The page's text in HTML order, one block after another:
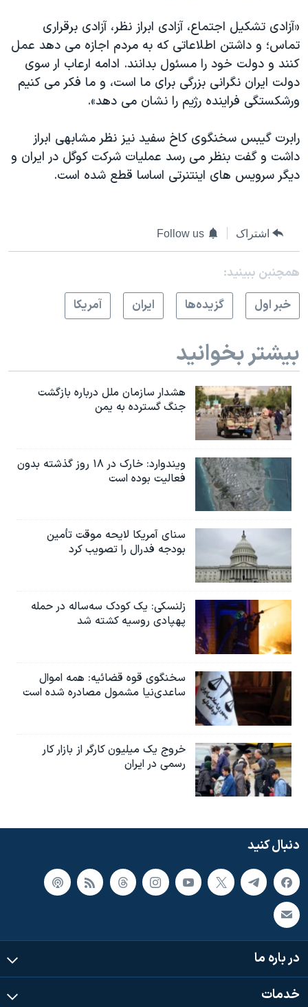
«آزادی تشکیل اجتماع، آزادی ابراز نظر، آزادی برقراری
تماس؛ و داشتن اطلاعاتی که به مردم اجازه می دهد عمل
کنند و دولت خود را مسئول بدانند. ادامه ارعاب ار سوی
دولت ایران نگرانی بزرگی برای ما است، و ما فکر می کنیم
ورشکستگی فراینده رژیم را نشان می دهد».
رابرت گیبس سخنگوی کاخ سفید نیز نظر مشابهی ابراز
داشت و گفت بنظر می رسد عملیات شرکت کوگل در ایران و
دیگر سرویس های اینتنرتی اساسا قطع شده است.
اشتراک Follow us
همچنبن ببینید:
خبر اول
گزيده‌ها ايران آمريکا
بیشتر بخوانید
هشدار سازمان ملل درباره بازگشت
جنگ گسترده به یمن
ویندوارد: خارک در ۱۸ روز گذشته بدون
فعالیت بوده است
سنای آمریکا لایحه موقت تأمین
بودجه فدرال را تصویب کرد
زلنسکی: یک کودک سه‌ساله در حمله
پهپادی روسیه کشته شد
سخنگوی قوه قضائیه: همه اموال
ساعدی‌نیا مشمول مصادره شده است
خروج یک میلیون کارگر از بازار کار
رسمی در ایران
دنبال کنید
در باره ما
خدمات